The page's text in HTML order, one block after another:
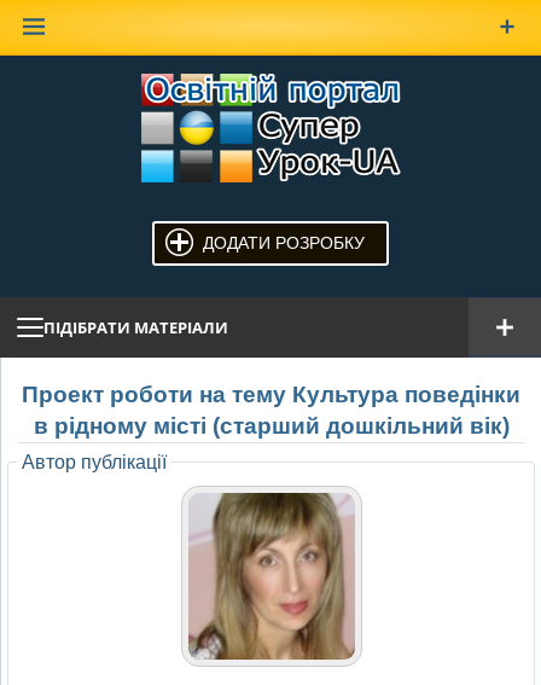
ДОДАТИ РОЗРОБКУ
ПІДІБРАТИ МАТЕРІАЛИ
Проект роботи на тему Культура поведінки
в рідному місті (старший дошкільний вік)
Автор публікації